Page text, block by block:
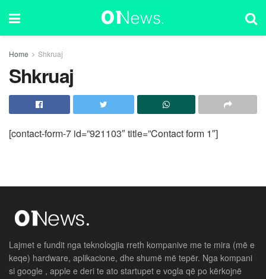
Home Shkruaj
Shkruaj
[contact-form-7 id=”921103″ title=”Contact form 1″]
Lajmet e fundit nga teknologjia rreth kompanive me te mira (më e
keqe) hardware, aplikacione, dhe shumë më tepër. Nga kompani
si google , apple e deri te ato startupet e vogla që po kërkojnë